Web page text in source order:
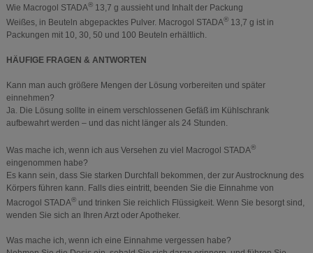
Wie Macrogol STADA®13,7 g aussieht und Inhalt der Packung
Weißes, in Beuteln abgepacktes Pulver. Macrogol STADA®13,7 g ist in
Packungen mit 10, 30, 50 und 100 Beuteln erhältlich.
HÄUFIGE FRAGEN & ANTWORTEN
Kann man auch größere Mengen der Lösung vorbereiten und später
einnehmen?
Ja. Die Lösung sollte in einem verschlossenen Gefäß im Kühlschrank
aufbewahrt werden – und das nicht länger als 24 Stunden.
Was mache ich, wenn ich aus Versehen zu viel Macrogol STADA®
eingenommen habe?
Es kann sein, dass Sie starken Durchfall bekommen, der zur Austrocknung des
Körpers führen kann. Falls dies eintritt, beenden Sie die Einnahme von
Macrogol STADA®und trinken Sie reichlich Flüssigkeit. Wenn Sie besorgt sind,
wenden Sie sich an Ihren Arzt oder Apotheker.
Was mache ich, wenn ich eine Einnahme vergessen habe?